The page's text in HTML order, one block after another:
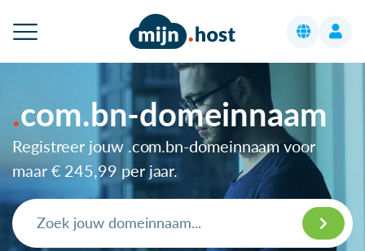
com.bn-domeinnaam
Registreer jouw .com.bn-domeinnaam voor
maar € 245,99 per jaar.